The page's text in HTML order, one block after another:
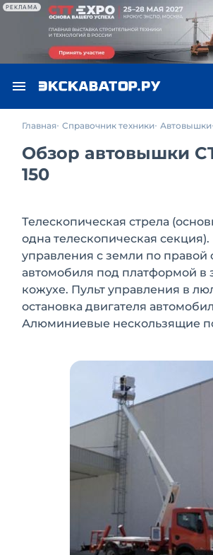
РЕКЛАМА
Главная Справочник техники Автовышки
Обзор автовышки
150
Телескопическая стрела
одна телескопическая секция).
управления с земли по правой
автомобиля под платформой в
кожухе. Пульт управления в
остановка двигателя
Алюминиевые нескользящие